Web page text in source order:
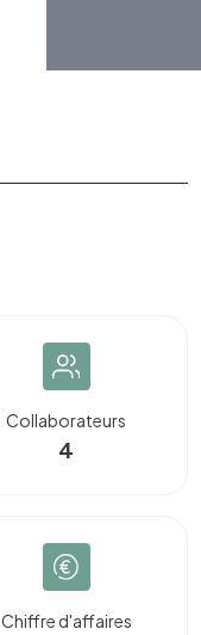
Collaborateurs
4
Chiffre d'affaires